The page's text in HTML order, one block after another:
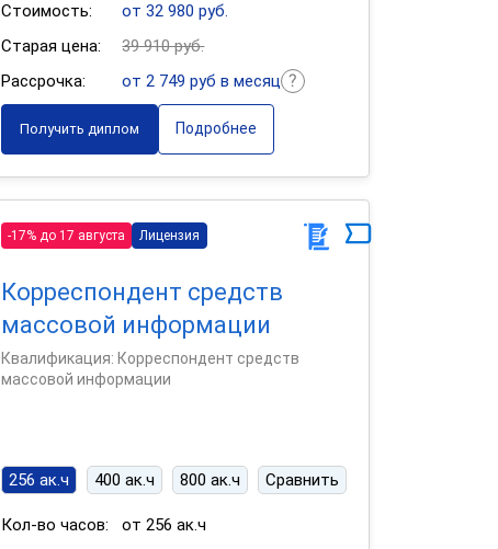
Стоимость:
от 32 980 руб.
Старая цена:
39 910 руб.
Рассрочка:
от 2 749 руб в месяц
Получить диплом Подробнее
-17% до 17 августа Лицензия
Корреспондент средств
массовой информации
Квалификация: Корреспондент средств
массовой информации
256 ак.ч 400 ак.ч 800 ак.ч Сравнить
Кол-во часов:
от 256 ак.ч